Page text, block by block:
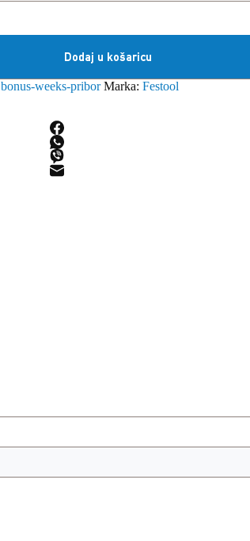
Dodaj u košaricu
bonus-weeks-pribor Marka: Festool